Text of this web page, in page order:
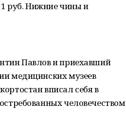
руб. Нижние чины и
Павлов и приехавший
медицинских музеев
вписал себя в
человечеством